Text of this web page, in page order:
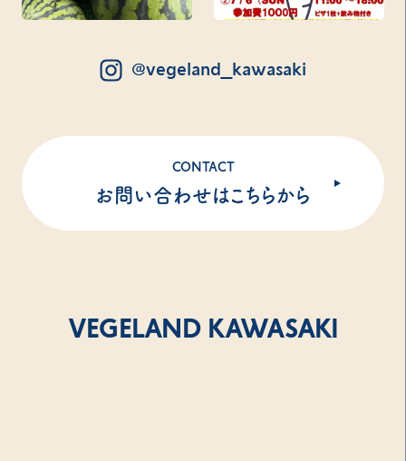
@vegeland_kawasaki
CONTACT
お問い合わせはこちらから
VEGELAND KAWASAKI